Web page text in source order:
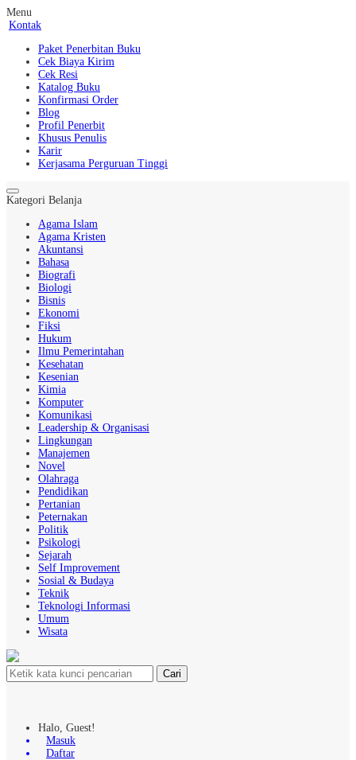
Menu
Kontak
Paket Penerbitan Buku
Cek Biaya Kirim
Cek Resi
Katalog Buku
Konfirmasi Order
Blog
Profil Penerbit
Khusus Penulis
Karir
Kerjasama Perguruan Tinggi
Kategori Belanja
Agama Islam
Agama Kristen
Akuntansi
Bahasa
Biografi
Biologi
Bisnis
Ekonomi
Fiksi
Hukum
Ilmu Pemerintahan
Kesehatan
Kesenian
Kimia
Komputer
Komunikasi
Leadership & Organisasi
Lingkungan
Manajemen
Novel
Olahraga
Pendidikan
Pertanian
Peternakan
Politik
Psikologi
Sejarah
Self Improvement
Sosial & Budaya
Teknik
Teknologi Informasi
Umum
Wisata
Cari
Halo, Guest!
Masuk
Daftar